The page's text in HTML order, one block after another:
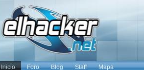
Inicio Foro Blog Staff Mapa